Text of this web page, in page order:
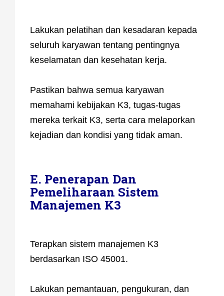
Lakukan pelatihan dan kesadaran kepada
seluruh karyawan tentang pentingnya
keselamatan dan kesehatan kerja.
Pastikan bahwa semua karyawan
memahami kebijakan K3, tugas-tugas
mereka terkait K3, serta cara melaporkan
kejadian dan kondisi yang tidak aman.
E. Penerapan Dan
Pemeliharaan Sistem
Manajemen K3
Terapkan sistem manajemen K3
berdasarkan ISO 45001.
Lakukan pemantauan, pengukuran, dan